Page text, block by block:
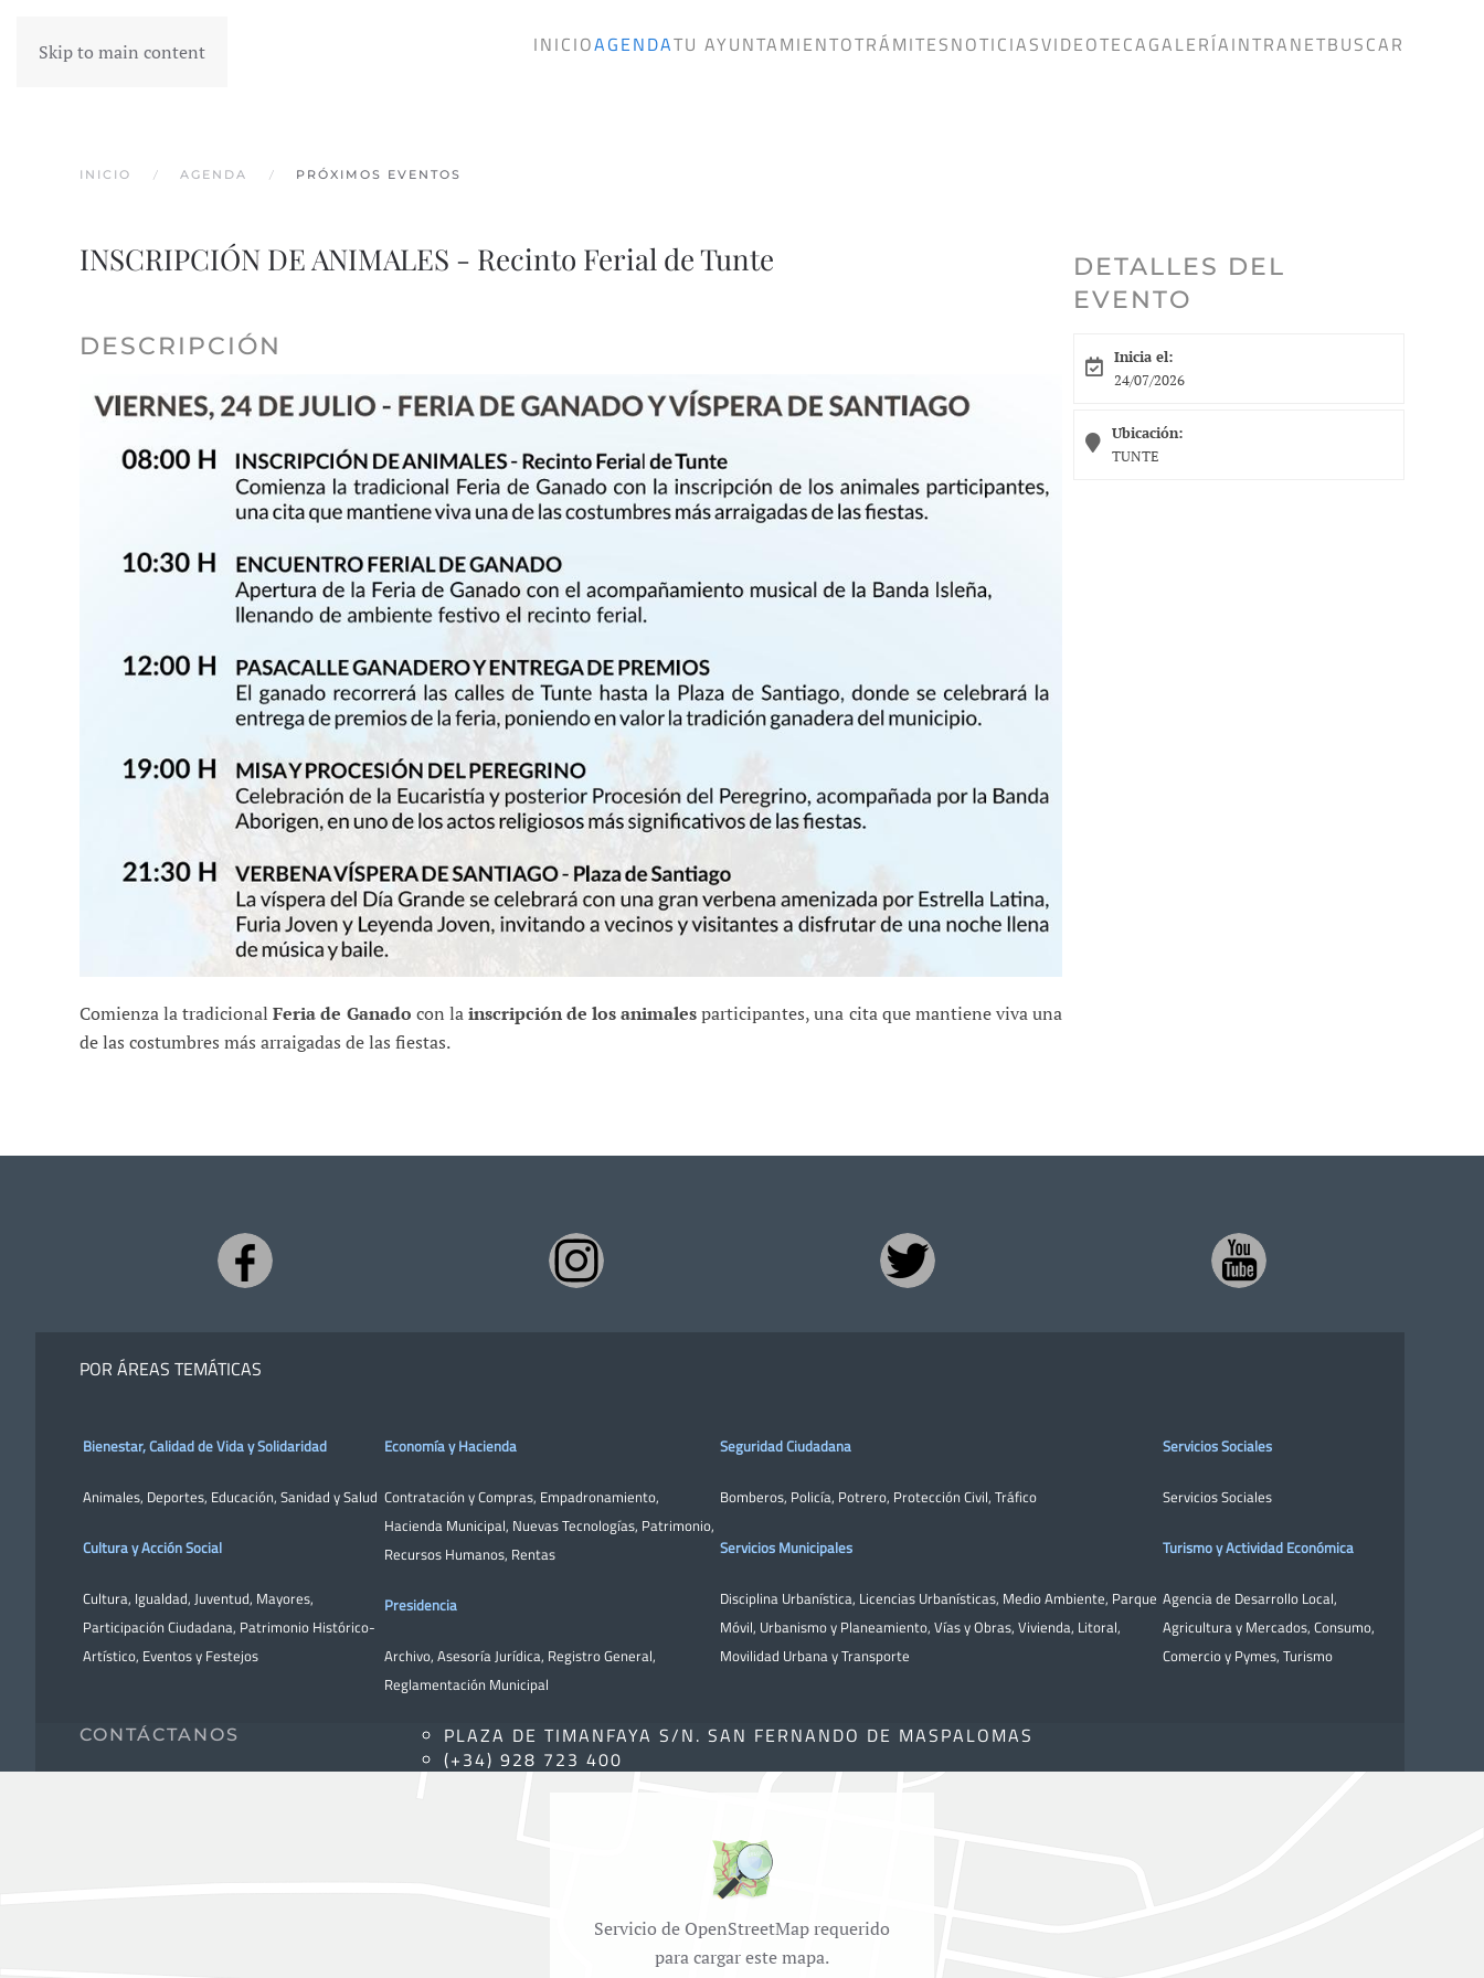
Skip to main content INICIOAGENDATU AYUNTAMIENTOTRÁMITESNOTICIASVIDEOTECAGALERÍAINTRANETBUSCAR
INICIO AGENDA PRÓXIMOS EVENTOS
INSCRIPCIÓN DE ANIMALES - Recinto Ferial de Tunte
DESCRIPCIÓN
Comienza la tradicionalFeria de Ganado con lainscripción de los animalesparticipantes, una cita que mantiene viva una
de las costumbres más arraigadas de las fiestas.
DETALLES DEL
EVENTO
Inicia el:
24/07/2026
Ubicación:
TUNTE
POR ÁREAS TEMÁTICAS
Bienestar, Calidad de Vida y Solidaridad
Animales, Deportes, Educación, Sanidad y Salud
Cultura y Acción Social
Cultura, Igualdad, Juventud, Mayores,
Participación Ciudadana, Patrimonio Histórico-
Artístico, Eventos y Festejos
Economía y Hacienda
Contratación y Compras, Empadronamiento,
Hacienda Municipal, Nuevas Tecnologías, Patrimonio,
Recursos Humanos, Rentas
Presidencia
Archivo, Asesoría Jurídica, Registro General,
Reglamentación Municipal
Seguridad Ciudadana
Bomberos, Policía, Potrero, Protección Civil, Tráfico
Servicios Municipales
Disciplina Urbanística, Licencias Urbanísticas, Medio Ambiente, Parque
Móvil, Urbanismo y Planeamiento, Vías y Obras, Vivienda, Litoral,
Movilidad Urbana y Transporte
Servicios Sociales
Servicios Sociales
Turismo y Actividad Económica
Agencia de Desarrollo Local,
Agricultura y Mercados, Consumo,
Comercio y Pymes, Turismo
CONTÁCTANOS
PLAZA DE TIMANFAYA S/N. SAN FERNANDO DE MASPALOMAS
(+34) 928 723 400
Servicio de OpenStreetMap requerido
para cargar este mapa.